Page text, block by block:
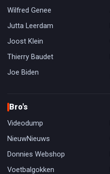
Wilfred Genee
Jutta Leerdam
Joost Klein
Thierry Baudet
Joe Biden
Bro's
Videodump
NieuwNieuws
Donnies Webshop
Voetbalgokken